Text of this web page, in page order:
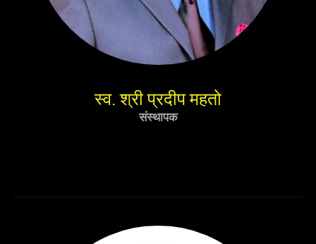
स्व. श्री प्रदीप महतो
संस्थापक